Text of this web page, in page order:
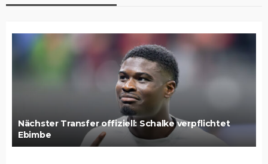
Nächster Transfer offiziell: Schalke verpflichtet
Ebimbe